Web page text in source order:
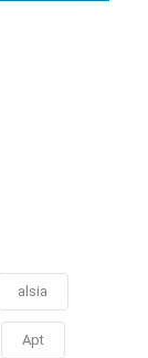
alsia
Apt